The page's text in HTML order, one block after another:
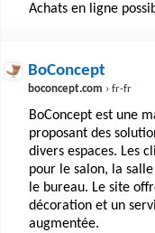
Achats en ligne
BoConcept
boconcept.com › fr-fr
BoConcept est une
proposant des
divers espaces. Les
pour le salon, la
le bureau. Le site
décoration et un
augmentée.